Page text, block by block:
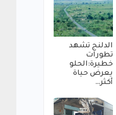
الدلنج تشهد
تطورات
خطيرة:الحلو
يعرض حياة
أكثر…